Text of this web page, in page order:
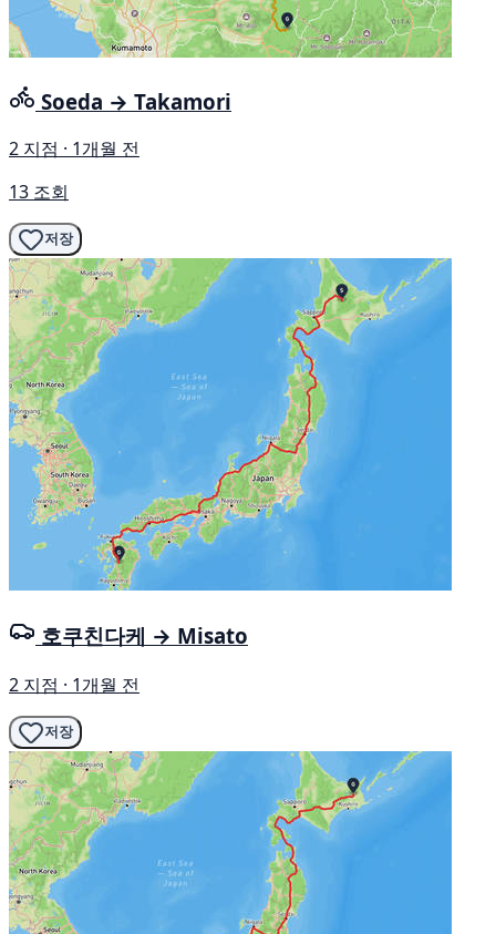
Soeda → Takamori
2 지점 · 1개월 전
13 조회
저장
호쿠친다케 → Misato
2 지점 · 1개월 전
저장